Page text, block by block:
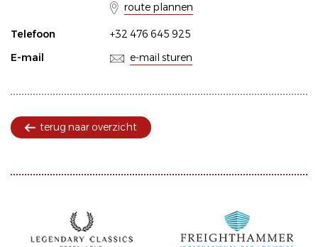
route plannen
Telefoon
+32 476 645 925
E-mail
e-mail sturen
terug naar overzicht